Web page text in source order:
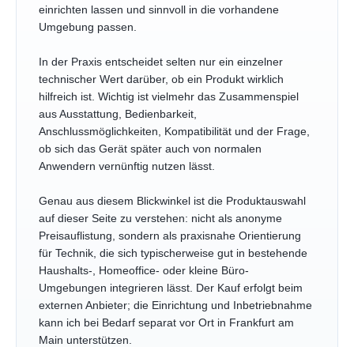
einrichten lassen und sinnvoll in die vorhandene
Umgebung passen.
In der Praxis entscheidet selten nur ein einzelner
technischer Wert darüber, ob ein Produkt wirklich
hilfreich ist. Wichtig ist vielmehr das Zusammenspiel
aus Ausstattung, Bedienbarkeit,
Anschlussmöglichkeiten, Kompatibilität und der Frage,
ob sich das Gerät später auch von normalen
Anwendern vernünftig nutzen lässt.
Genau aus diesem Blickwinkel ist die Produktauswahl
auf dieser Seite zu verstehen: nicht als anonyme
Preisauflistung, sondern als praxisnahe Orientierung
für Technik, die sich typischerweise gut in bestehende
Haushalts-, Homeoffice- oder kleine Büro-
Umgebungen integrieren lässt. Der Kauf erfolgt beim
externen Anbieter; die Einrichtung und Inbetriebnahme
kann ich bei Bedarf separat vor Ort in Frankfurt am
Main unterstützen.